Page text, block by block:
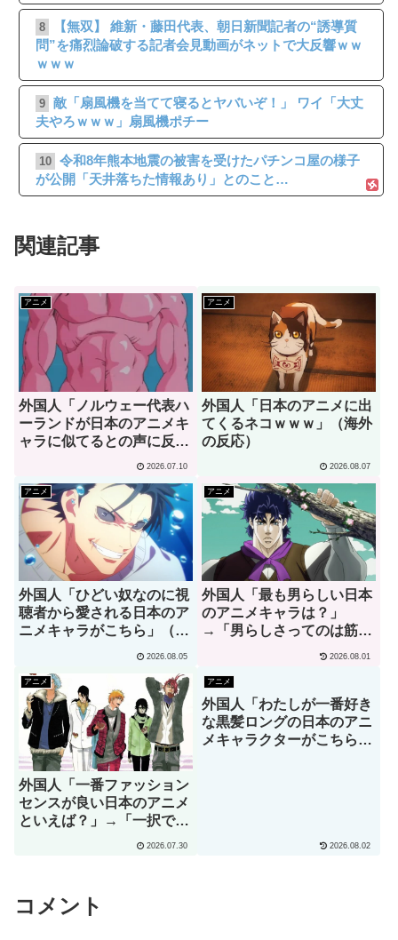
8
【無双】 維新・藤田代表、朝日新聞記者の“誘導質
問”を痛烈論破する記者会見動画がネットで大反響ｗｗ
ｗｗｗ
9 敵「扇風機を当てて寝るとヤバいぞ！」 ワイ「大丈
夫やろｗｗｗ」扇風機ポチー
10 令和8年熊本地震の被害を受けたパチンコ屋の様子
が公開「天井落ちた情報あり」とのこと…
関連記事
アニメ
外国人「ノルウェー代表ハ
ーランドが日本のアニメキ
ャラに似てるとの声に反応
2026.07.10
アニメ
外国人「日本のアニメに出
てくるネコｗｗｗ」（海外
の反応）
2026.08.07
アニメ
外国人「ひどい奴なのに視
聴者から愛される日本のア
ニメキャラがこちら」（海
2026.08.05
アニメ
外国人「最も男らしい日本
のアニメキャラは？」
→「男らしさってのは筋肉
2026.08.01
アニメ
外国人「一番ファッション
センスが良い日本のアニメ
といえば？」→「一択でし
2026.07.30
アニメ
外国人「わたしが一番好き
な黒髪ロングの日本のアニ
メキャラクターがこちら」
2026.08.02
コメント